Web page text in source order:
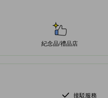
紀念品/禮品店
接駁服務